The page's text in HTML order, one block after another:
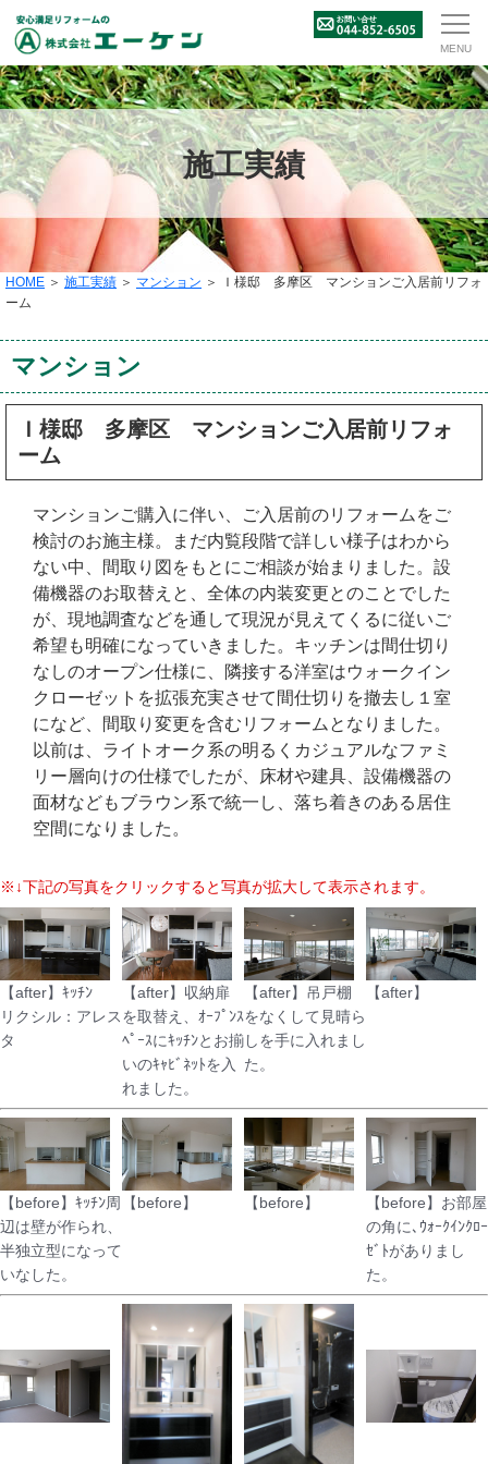
施工実績
HOME ＞ 施工実績 ＞ マンション ＞ Ｉ様邸 多摩区 マンションご入居前リフォ
ーム
マンション
Ｉ様邸 多摩区 マンションご入居前リフォ
ーム
マンションご購入に伴い、ご入居前のリフォームをご
検討のお施主様。まだ内覧段階で詳しい様子はわから
ない中、間取り図をもとにご相談が始まりました。設
備機器のお取替えと、全体の内装変更とのことでした
が、現地調査などを通して現況が見えてくるに従いご
希望も明確になっていきました。キッチンは間仕切り
なしのオープン仕様に、隣接する洋室はウォークイン
クローゼットを拡張充実させて間仕切りを撤去し１室
になど、間取り変更を含むリフォームとなりました。
以前は、ライトオーク系の明るくカジュアルなファミ
リー層向けの仕様でしたが、床材や建具、設備機器の
面材などもブラウン系で統一し、落ち着きのある居住
空間になりました。
※↓下記の写真をクリックすると写真が拡大して表示されます。
【after】ｷｯﾁﾝ
リクシル：アレス
タ
【after】収納扉
を取替え、ｵｰﾌﾟﾝｽ
ﾍﾟｰｽにｷｯﾁﾝとお揃
いのｷｬﾋﾞﾈｯﾄを入
れました。
【after】吊戸棚
をなくして見晴ら
しを手に入れまし
た。
【after】
【before】ｷｯﾁﾝ周
辺は壁が作られ、
半独立型になって
いなした。
【before】 【before】
【before】お部屋
の角に､ｳｫｰｸｲﾝｸﾛｰ
ｾﾞﾄがありまし
た。